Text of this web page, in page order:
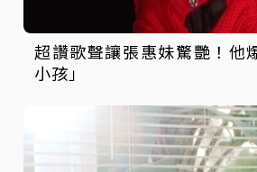
超讚歌聲讓張惠妹驚艷！他
小孩」